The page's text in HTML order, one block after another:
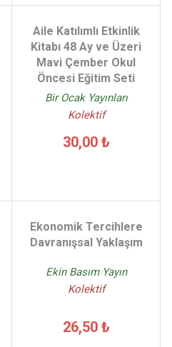
Aile Katılımlı Etkinlik
Kitabı 48 Ay ve Üzeri
Mavi Çember Okul
Öncesi Eğitim Seti
Bir Ocak Yayınları
Kolektif
30,00 ₺
Ekonomik Tercihlere
Davranışsal Yaklaşım
Ekin Basım Yayın
Kolektif
26,50 ₺